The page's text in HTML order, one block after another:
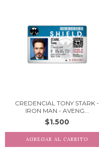
CREDENCIAL TONY STARK -
IRON MAN - AVENG...
$1.500